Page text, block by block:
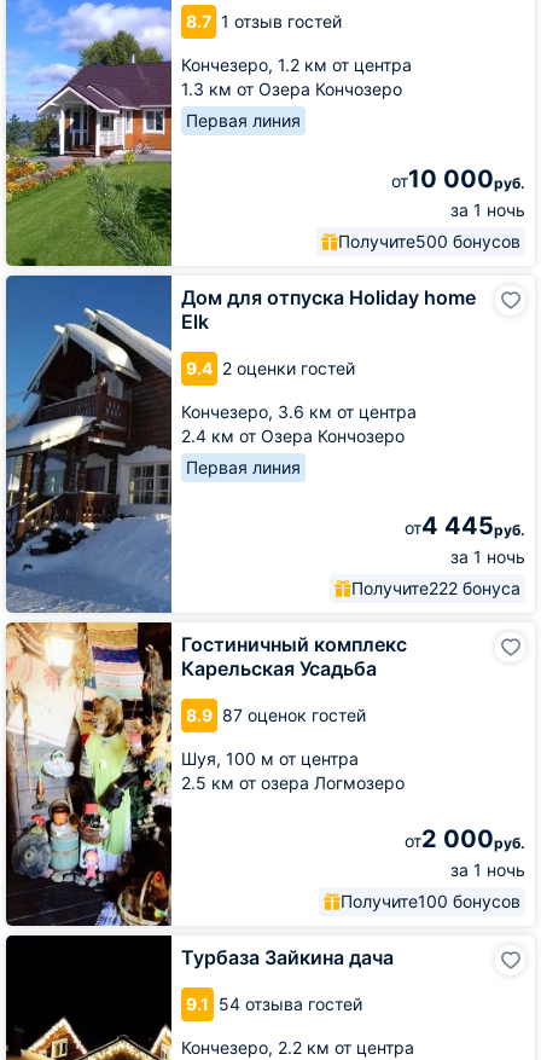
8.7 1 отзыв гостей
Кончезеро, 1.2 км от центра
1.3 км от Озера Кончозеро
Первая линия
от10 000руб.
за 1 ночь
Получите500 бонусов
Скандик
Дом для отпуска Holiday home
Elk
9.4 2 оценки гостей
Кончезеро, 3.6 км от центра
2.4 км от Озера Кончозеро
Первая линия
от4 445руб.
за 1 ночь
Получите222 бонуса
Дом
отпуска
Holiday
home
Elk
Гостиничный комплекс
Карельская Усадьба
8.9 87 оценок гостей
Шуя, 100 м от центра
2.5 км от озера Логмозеро
от2 000руб.
за 1 ночь
Получите100 бонусов
Гостиничный
комплекс
Карельская
Усадьба
Турбаза Зайкина дача
9.1 54 отзыва гостей
Кончезеро, 2.2 км от центра
Турбаза